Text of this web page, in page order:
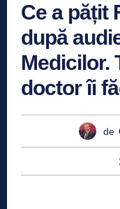
Ce a pățit
după
Medicilor.
doctor îi
de